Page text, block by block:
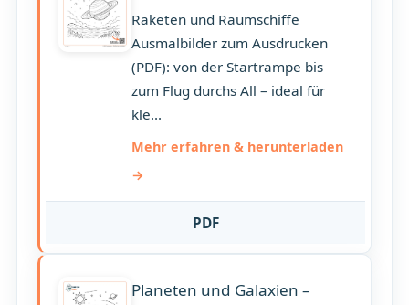
Raketen und Raumschiffe
Ausmalbilder zum Ausdrucken
(PDF): von der Startrampe bis
zum Flug durchs All – ideal für
kle...
Mehr erfahren & herunterladen
PDF
Planeten und Galaxien –